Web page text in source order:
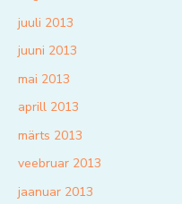
juuli 2013
juuni 2013
mai 2013
aprill 2013
märts 2013
veebruar 2013
jaanuar 2013